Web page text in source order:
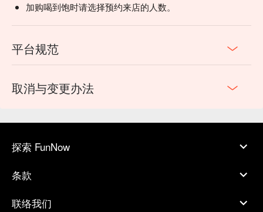
加购喝到饱时请选择预约来店的人数。
平台规范
取消与变更办法
探索 FunNow
条款
联络我们